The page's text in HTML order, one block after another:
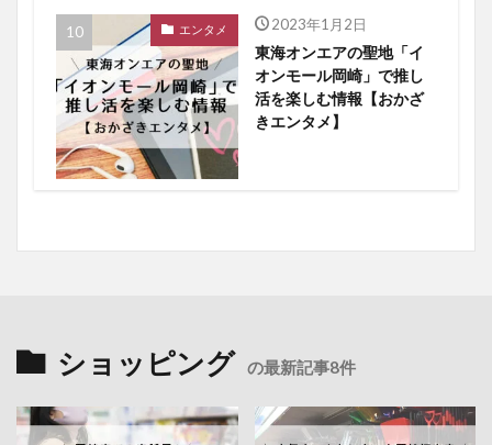
エンタメ 2023年1月2日
東海オンエアの聖地「イ
オンモール岡崎」で推し
活を楽しむ情報【おかざ
きエンタメ】
ショッピング の最新記事8件